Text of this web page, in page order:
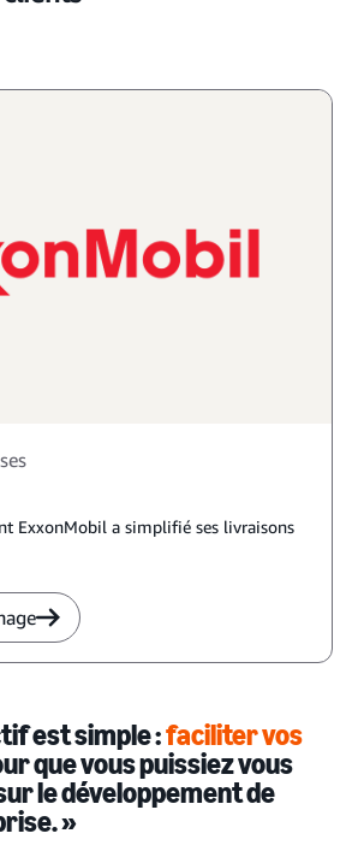
ExxonMobil a simplifié ses livraisons
est simple :faciliter vos
que vous puissiez vous
le développement de
»